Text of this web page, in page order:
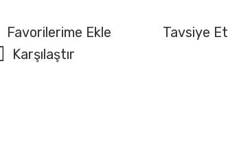
Tavsiye Et
Karşılaştır